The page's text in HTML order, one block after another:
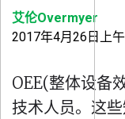
艾伦Overmyer
2017年4月26日上
OEE(整体设备
技术人员。这